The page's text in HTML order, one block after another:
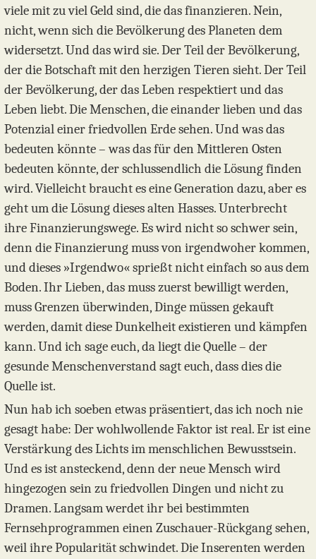
viele mit zu viel Geld sind, die das finanzieren. Nein,
nicht, wenn sich die Bevölkerung des Planeten dem
widersetzt. Und das wird sie. Der Teil der Bevölkerung,
der die Botschaft mit den herzigen Tieren sieht. Der Teil
der Bevölkerung, der das Leben respektiert und das
Leben liebt. Die Menschen, die einander lieben und das
Potenzial einer friedvollen Erde sehen. Und was das
bedeuten könnte – was das für den Mittleren Osten
bedeuten könnte, der schlussendlich die Lösung finden
wird. Vielleicht braucht es eine Generation dazu, aber es
geht um die Lösung dieses alten Hasses. Unterbrecht
ihre Finanzierungswege. Es wird nicht so schwer sein,
denn die Finanzierung muss von irgendwoher kommen,
und dieses »Irgendwo« sprießt nicht einfach so aus dem
Boden. Ihr Lieben, das muss zuerst bewilligt werden,
muss Grenzen überwinden, Dinge müssen gekauft
werden, damit diese Dunkelheit existieren und kämpfen
kann. Und ich sage euch, da liegt die Quelle – der
gesunde Menschenverstand sagt euch, dass dies die
Quelle ist.
Nun hab ich soeben etwas präsentiert, das ich noch nie
gesagt habe: Der wohlwollende Faktor ist real. Er ist eine
Verstärkung des Lichts im menschlichen Bewusstsein.
Und es ist ansteckend, denn der neue Mensch wird
hingezogen sein zu friedvollen Dingen und nicht zu
Dramen. Langsam werdet ihr bei bestimmten
Fernsehprogrammen einen Zuschauer-Rückgang sehen,
weil ihre Popularität schwindet. Die Inserenten werden